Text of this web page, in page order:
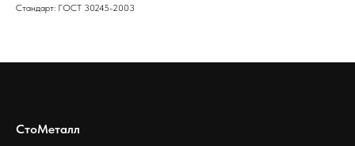
Стандарт: ГОСТ 30245-2003
СтоМеталл